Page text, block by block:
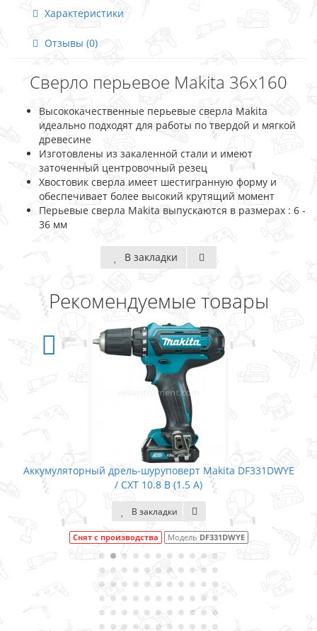
Характеристики
Отзывы (0)
Сверло перьевое Makita 36x160
Высококачественные перьевые сверла Makita
идеально подходят для работы по твердой и мягкой
древесине
Изготовлены из закаленной стали и имеют
заточенный центровочный резец
Хвостовик сверла имеет шестигранную форму и
обеспечивает более высокий крутящий момент
Перьевые сверла Makita выпускаются в размерах : 6 -
36 мм
В закладки
Рекомендуемые товары
Аккумуляторный дрель-шуруповерт Makita DF331DWYE
/ CXT 10.8 В (1.5 А)
В закладки
Снят с производства Модель DF331DWYE